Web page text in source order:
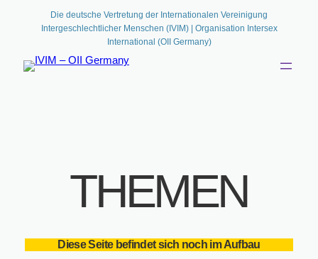
Die deutsche Vertretung der Internationalen Vereinigung
Intergeschlechtlicher Menschen (IVIM) | Organisation Intersex
International (OII Germany)
THEMEN
Diese Seite befindet sich noch im Aufbau